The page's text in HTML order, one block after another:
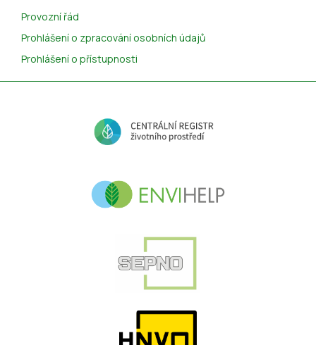
Provozní řád
Prohlášení o zpracování osobních údajů
Prohlášení o přístupnosti